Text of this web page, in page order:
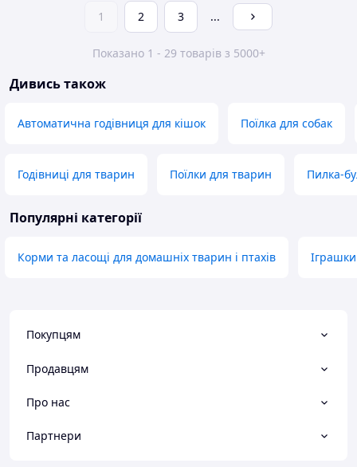
1 2 3 ...
Показано 1 - 29 товарів з 5000+
Дивись також
Автоматична годівниця для кішок Поїлка для собак
Годівниці для тварин Поїлки для тварин Пилка-
Популярні категорії
Корми та ласощі для домашніх тварин і птахів
Покупцям
Продавцям
Про нас
Партнери